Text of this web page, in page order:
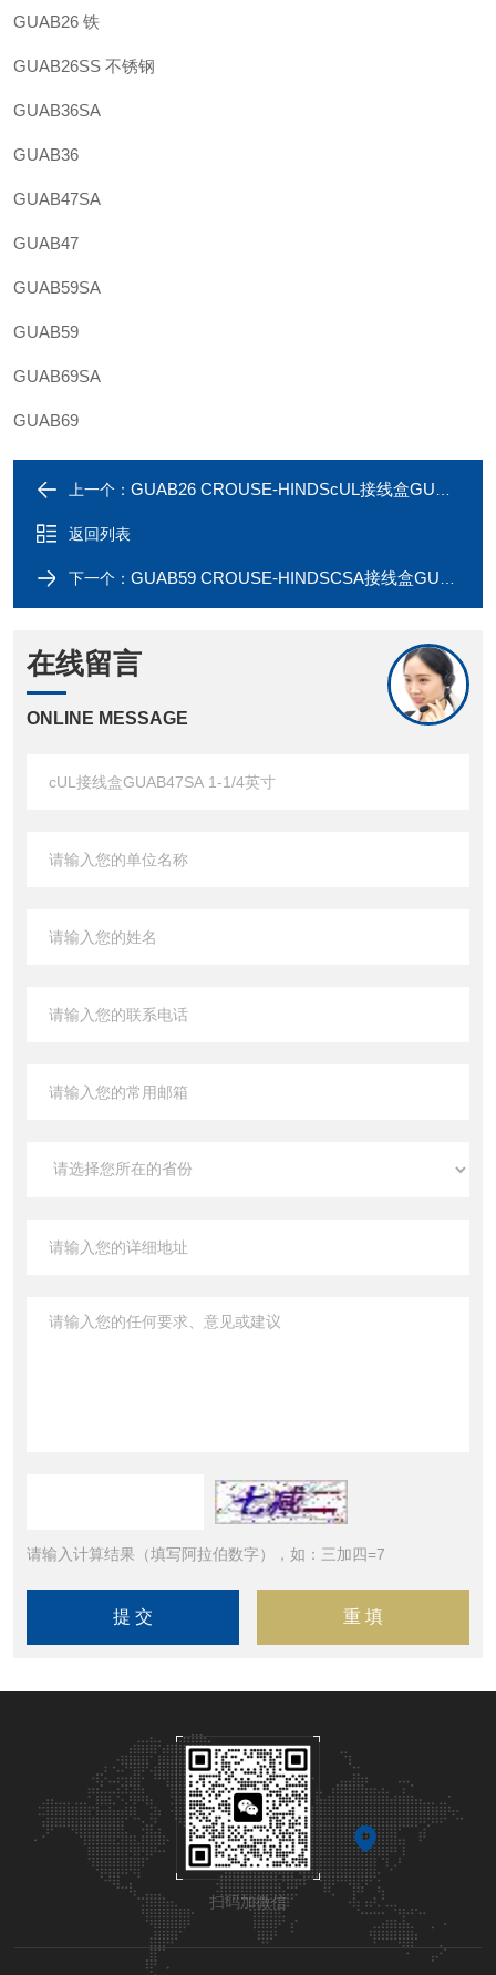
GUAB26 铁
GUAB26SS 不锈钢
GUAB36SA
GUAB36
GUAB47SA
GUAB47
GUAB59SA
GUAB59
GUAB69SA
GUAB69
上一个： GUAB26 CROUSE-HINDScUL接线盒GUAB26SA 3/4英寸
返回列表
下一个： GUAB59 CROUSE-HINDSCSA接线盒GUAB59SA 1-1/2英寸
在线留言
ONLINE MESSAGE
请输入计算结果（填写阿拉伯数字），如：三加四=7
扫码加微信